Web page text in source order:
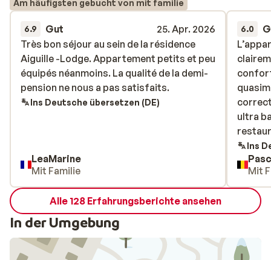
Am häufigsten gebucht von mit familie
6.9 Gut
25. Apr. 2026
Très bon séjour au sein de la résidence
Aiguille -Lodge. Appartement petits et peu
équipés néanmoins. La qualité de la demi-
pension ne nous a pas satisfaits.
Très bon séjour au sein de la résidence
Aiguille -Lodge. Appartement petits et peu
équipés néanmoins. La qualité de la demi-
pension ne nous a pas satisfaits.
Ins Deutsche übersetzen (DE)
LeaMarine
Mit Familie
6.0
ultra
une
Au-
limites
guide
ultra
Ins
Mit
Alle 128 Erfahrungsberichte ansehen
In der Umgebung